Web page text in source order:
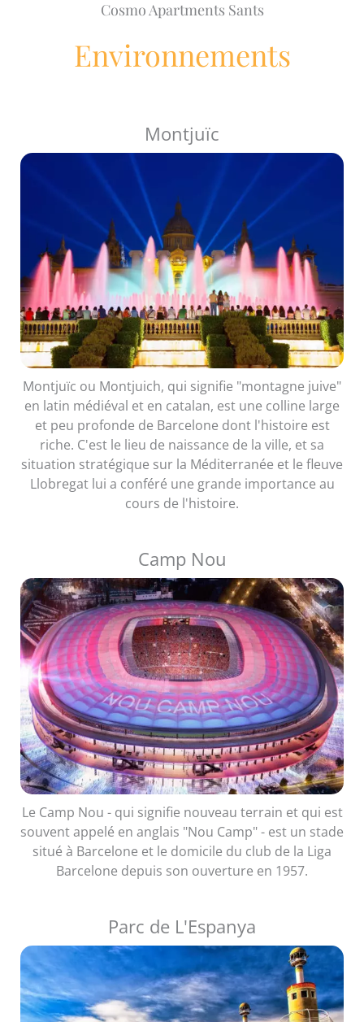
Cosmo Apartments Sants
Environnements
Montjuïc
Montjuïc ou Montjuich, qui signifie "montagne juive"
en latin médiéval et en catalan, est une colline large
et peu profonde de Barcelone dont l'histoire est
riche. C'est le lieu de naissance de la ville, et sa
situation stratégique sur la Méditerranée et le fleuve
Llobregat lui a conféré une grande importance au
cours de l'histoire.
Camp Nou
Le Camp Nou - qui signifie nouveau terrain et qui est
souvent appelé en anglais "Nou Camp" - est un stade
situé à Barcelone et le domicile du club de la Liga
Barcelone depuis son ouverture en 1957.
Parc de L'Espanya